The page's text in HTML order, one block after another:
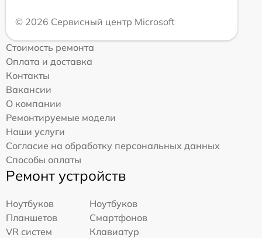
© 2026 Сервисный центр Microsoft
Стоимость ремонта
Оплата и доставка
Контакты
Вакансии
О компании
Ремонтируемые модели
Наши услуги
Согласие на обработку персональных данных
Способы оплаты
Ремонт устройств
Ноутбуков
Ноутбуков
Планшетов
Смартфонов
VR систем
Клавиатур